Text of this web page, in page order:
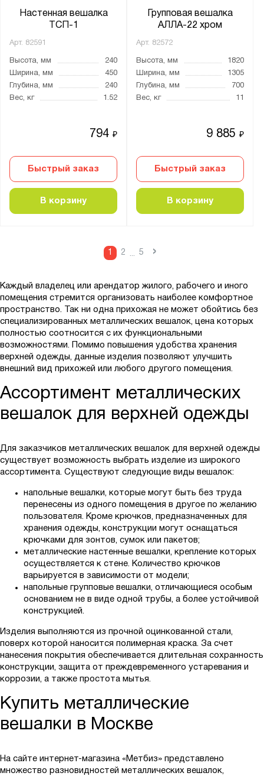
Настенная вешалка
ТСП-1
Арт. 82591
Высота, мм
240
Ширина, мм
450
Глубина, мм
240
Вес, кг
1.52
794₽
Быстрый заказ
В корзину
Групповая вешалка
АЛЛА-22 хром
Арт. 82572
Высота, мм
1820
Ширина, мм
1305
Глубина, мм
700
Вес, кг
11
9 885₽
Быстрый заказ
В корзину
1 2 ... 5 ›
Каждый владелец или арендатор жилого, рабочего и иного
помещения стремится организовать наиболее комфортное
пространство. Так ни одна прихожая не может обойтись без
специализированных металлических вешалок, цена которых
полностью соотносится с их функциональными
возможностями. Помимо повышения удобства хранения
верхней одежды, данные изделия позволяют улучшить
внешний вид прихожей или любого другого помещения.
Ассортимент металлических
вешалок для верхней одежды
Для заказчиков металлических вешалок для верхней одежды
существует возможность выбрать изделие из широкого
ассортимента. Существуют следующие виды вешалок:
напольные вешалки, которые могут быть без труда
перенесены из одного помещения в другое по желанию
пользователя. Кроме крючков, предназначенных для
хранения одежды, конструкции могут оснащаться
крючками для зонтов, сумок или пакетов;
металлические настенные вешалки, крепление которых
осуществляется к стене. Количество крючков
варьируется в зависимости от модели;
напольные групповые вешалки, отличающиеся особым
основанием не в виде одной трубы, а более устойчивой
конструкцией.
Изделия выполняются из прочной оцинкованной стали,
поверх которой наносится полимерная краска. За счет
нанесения покрытия обеспечивается длительная сохранность
конструкции, защита от преждевременного устаревания и
коррозии, а также простота мытья.
Купить металлические
вешалки в Москве
На сайте интернет-магазина «Метбиз» представлено
множество разновидностей металлических вешалок,